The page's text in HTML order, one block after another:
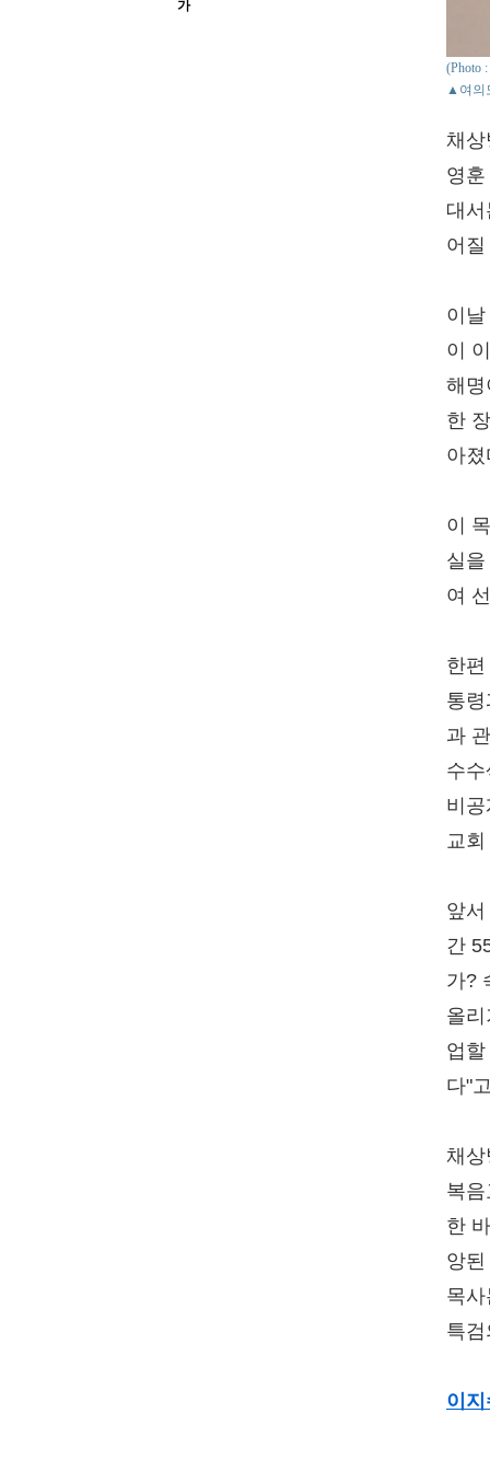
가
(Photo
▲여의
채
영
대
어
이
이
해명
한
아
이
실
여
한
통
과
수
비
교
앞
간
가?
올
업
다"
채
복
한
앙
목
특
이